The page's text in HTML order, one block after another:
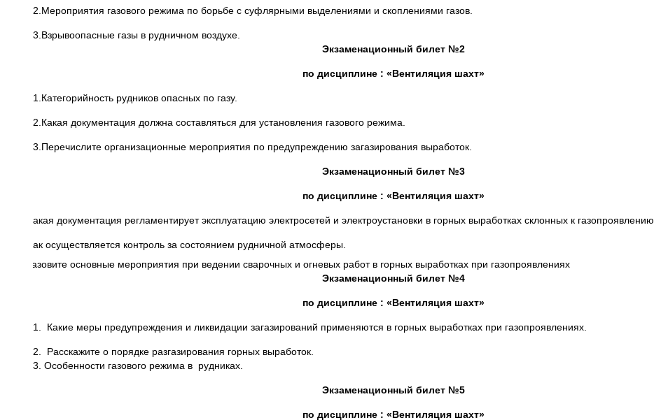
2.Мероприятия газового режима по борьбе с суфлярными выделениями и скоплениями газов.
3.Взрывоопасные газы в рудничном воздухе.
Экзаменационный билет №2
по дисциплине : «Вентиляция шахт»
1.Категорийность рудников опасных по газу.
2.Какая документация должна составляться для установления газового режима.
3.Перечислите организационные мероприятия по предупреждению загазирования выработок.
Экзаменационный билет №3
по дисциплине : «Вентиляция шахт»
1. Какая документация регламентирует эксплуатацию электросетей и электроустановки в горных выработках склонных к газопроявлению.
2. Как осуществляется контроль за состоянием рудничной атмосферы.
3.Назовите основные мероприятия при ведении сварочных и огневых работ в горных выработках при газопроявлениях
Экзаменационный билет №4
по дисциплине : «Вентиляция шахт»
1. Какие меры предупреждения и ликвидации загазирований применяются в горных выработках при газопроявлениях.
2. Расскажите о порядке разгазирования горных выработок.
3. Особенности газового режима в рудниках.
Экзаменационный билет №5
по дисциплине : «Вентиляция шахт»